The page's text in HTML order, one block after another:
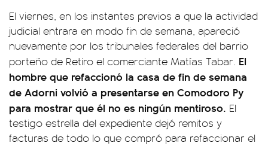
El viernes, en los instantes previos a que la actividad
judicial entrara en modo fin de semana, apareció
nuevamente por los tribunales federales del barrio
porteño de Retiro el comerciante Matías Tabar. El
hombre que refaccionó la casa de fin de semana
de Adorni volvió a presentarse en Comodoro Py
para mostrar que él no es ningún mentiroso. El
testigo estrella del expediente dejó remitos y
facturas de todo lo que compró para refaccionar el